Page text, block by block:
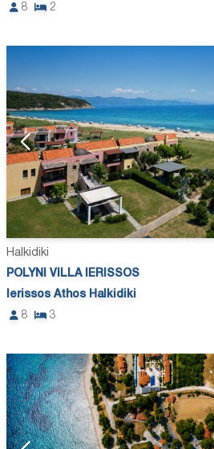
8
2
Halkidiki
POLYNI VILLA IERISSOS
Ierissos Athos Halkidiki
8
3